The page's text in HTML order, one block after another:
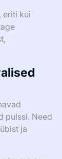
eriti kui
pulssi. Need
ja